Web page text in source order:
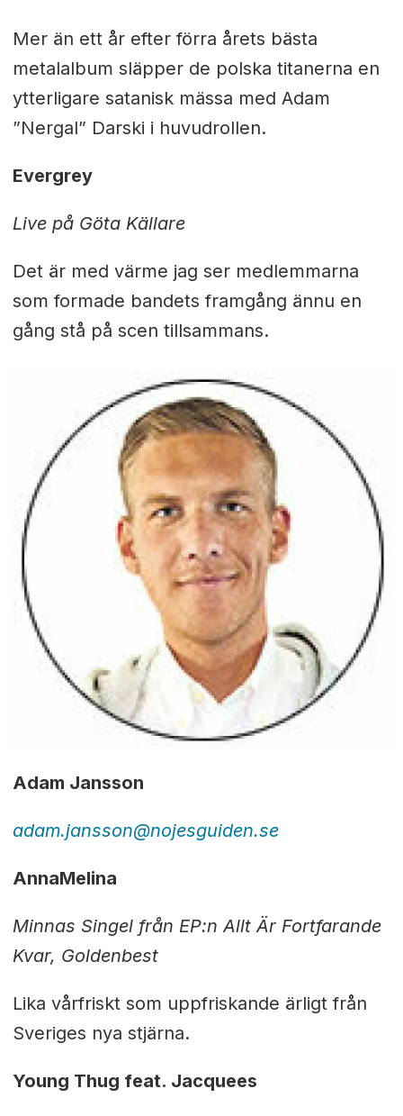
Mer än ett år efter förra årets bästa
metalalbum släpper de polska titanerna en
ytterligare satanisk mässa med Adam
”Nergal” Darski i huvudrollen.
Evergrey
Live på Göta Källare
Det är med värme jag ser medlemmarna
som formade bandets framgång ännu en
gång stå på scen tillsammans.
Adam Jansson
adam.jansson@nojesguiden.se
AnnaMelina
Minnas Singel från EP:n Allt Är Fortfarande
Kvar, Goldenbest
Lika vårfriskt som uppfriskande ärligt från
Sveriges nya stjärna.
Young Thug feat. Jacquees